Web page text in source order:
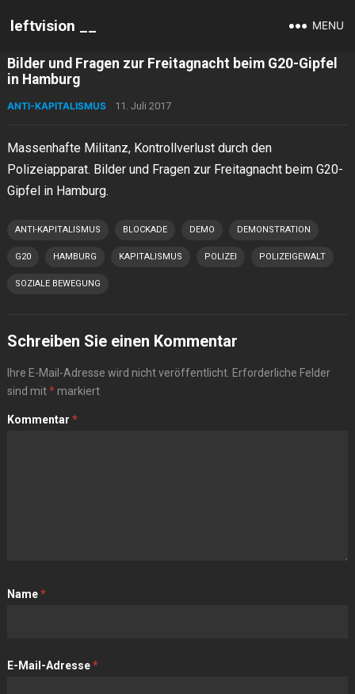
leftvision __ MENU
Bilder und Fragen zur Freitagnacht beim G20-Gipfel
in Hamburg
ANTI-KAPITALISMUS 11. Juli 2017
Massenhafte Militanz, Kontrollverlust durch den
Polizeiapparat. Bilder und Fragen zur Freitagnacht beim G20-
Gipfel in Hamburg.
ANTI-KAPITALISMUS BLOCKADE DEMO DEMONSTRATION
G20 HAMBURG KAPITALISMUS POLIZEI POLIZEIGEWALT
SOZIALE BEWEGUNG
Schreiben Sie einen Kommentar
Ihre E-Mail-Adresse wird nicht veröffentlicht. Erforderliche Felder
sind mit*markiert
Kommentar *
Name*
E-Mail-Adresse*